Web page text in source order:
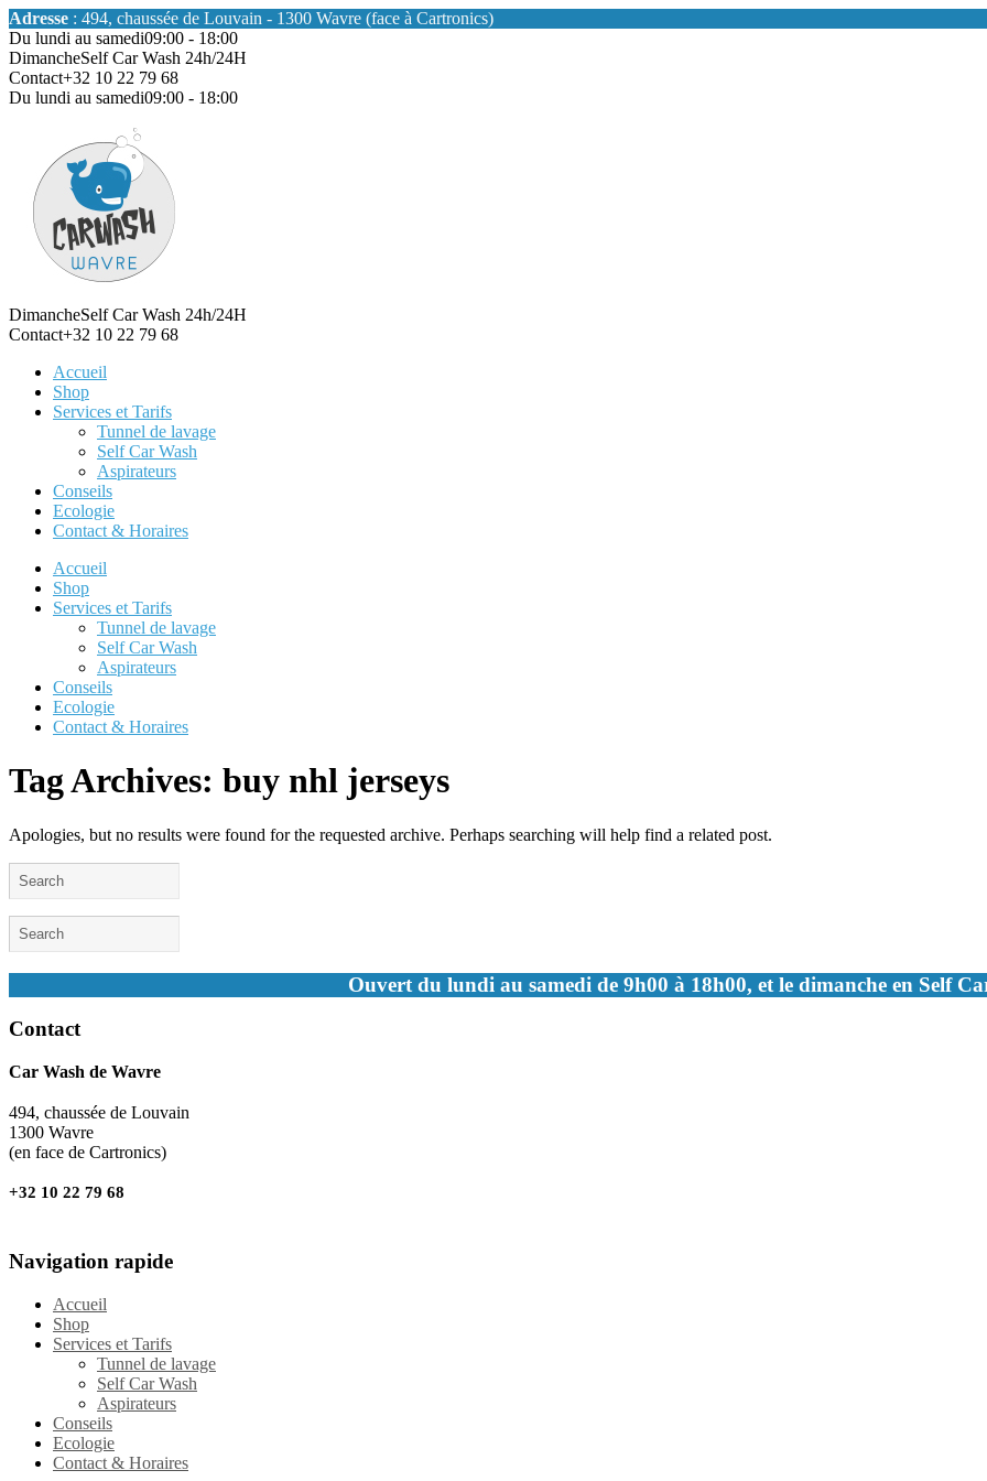
Adresse : 494, chaussée de Louvain - 1300 Wavre (face à Cartronics)
Du lundi au samedi09:00 - 18:00
DimancheSelf Car Wash 24h/24H
Contact+32 10 22 79 68
Du lundi au samedi09:00 - 18:00
DimancheSelf Car Wash 24h/24H
Contact+32 10 22 79 68
Accueil
Shop
Services et Tarifs
Tunnel de lavage
Self Car Wash
Aspirateurs
Conseils
Ecologie
Contact & Horaires
Accueil
Shop
Services et Tarifs
Tunnel de lavage
Self Car Wash
Aspirateurs
Conseils
Ecologie
Contact & Horaires
Tag Archives: buy nhl jerseys
Apologies, but no results were found for the requested archive. Perhaps searching will help find a related post.
Ouvert du lundi au samedi de 9h00 à 18h00, et le dimanche en Self
Contact
Car Wash de Wavre
494, chaussée de Louvain
1300 Wavre
(en face de Cartronics)
+32 10 22 79 68
Navigation rapide
Accueil
Shop
Services et Tarifs
Tunnel de lavage
Self Car Wash
Aspirateurs
Conseils
Ecologie
Contact & Horaires